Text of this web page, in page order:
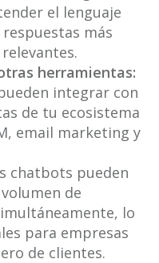
el lenguaje
más
herramientas:
integrar con
de tu ecosistema
email marketing y
chatbots pueden
de
lo
para empresas
de clientes.